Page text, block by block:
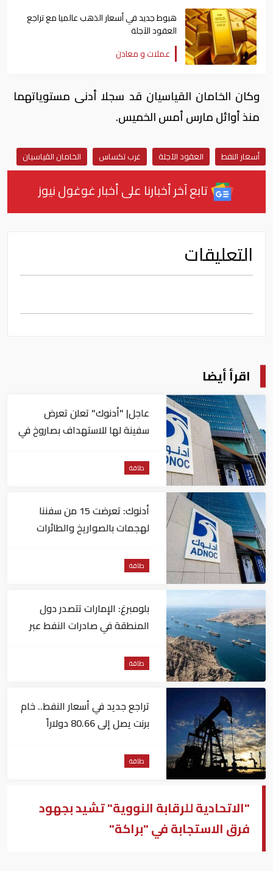
هبوط جديد في أسعار الذهب عالميا مع تراجع
العقود الآجلة
عملات و معادن
وكان الخامان القياسيان قد سجلا أدنى مستوياتهما
منذ أوائل مارس ⁠أمس الخميس.
⁠أسعار النفط العقود الآجلة غرب تكساس الخامان القياسيان
تابع آخر أخبارنا على أخبار غوغول نيوز
التعليقات
اقرأ أيضا
عاجل| "أدنوك" تعلن تعرض
سفينة لها للاستهداف بصاروخ في
طاقة
أدنوك: تعرضت 15 من سفننا
لهجمات بالصواريخ والطائرات
طاقة
بلومبرغ: الإمارات تتصدر دول
المنطقة في صادرات النفط عبر
طاقة
تراجع جديد في أسعار النفط.. خام
برنت يصل إلى 80.66 دولاراً
طاقة
"الاتحادية للرقابة النووية" تشيد بجهود
فرق الاستجابة في "براكة"